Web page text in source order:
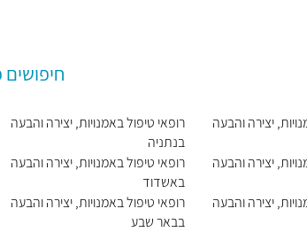
חיפושים
יצירה והבעה
יצירה והבעה
יצירה והבעה
רופאי טיפול באמנויות, יצירה והבעה
בנתניה
רופאי טיפול באמנויות, יצירה והבעה
באשדוד
רופאי טיפול באמנויות, יצירה והבעה
בבאר שבע